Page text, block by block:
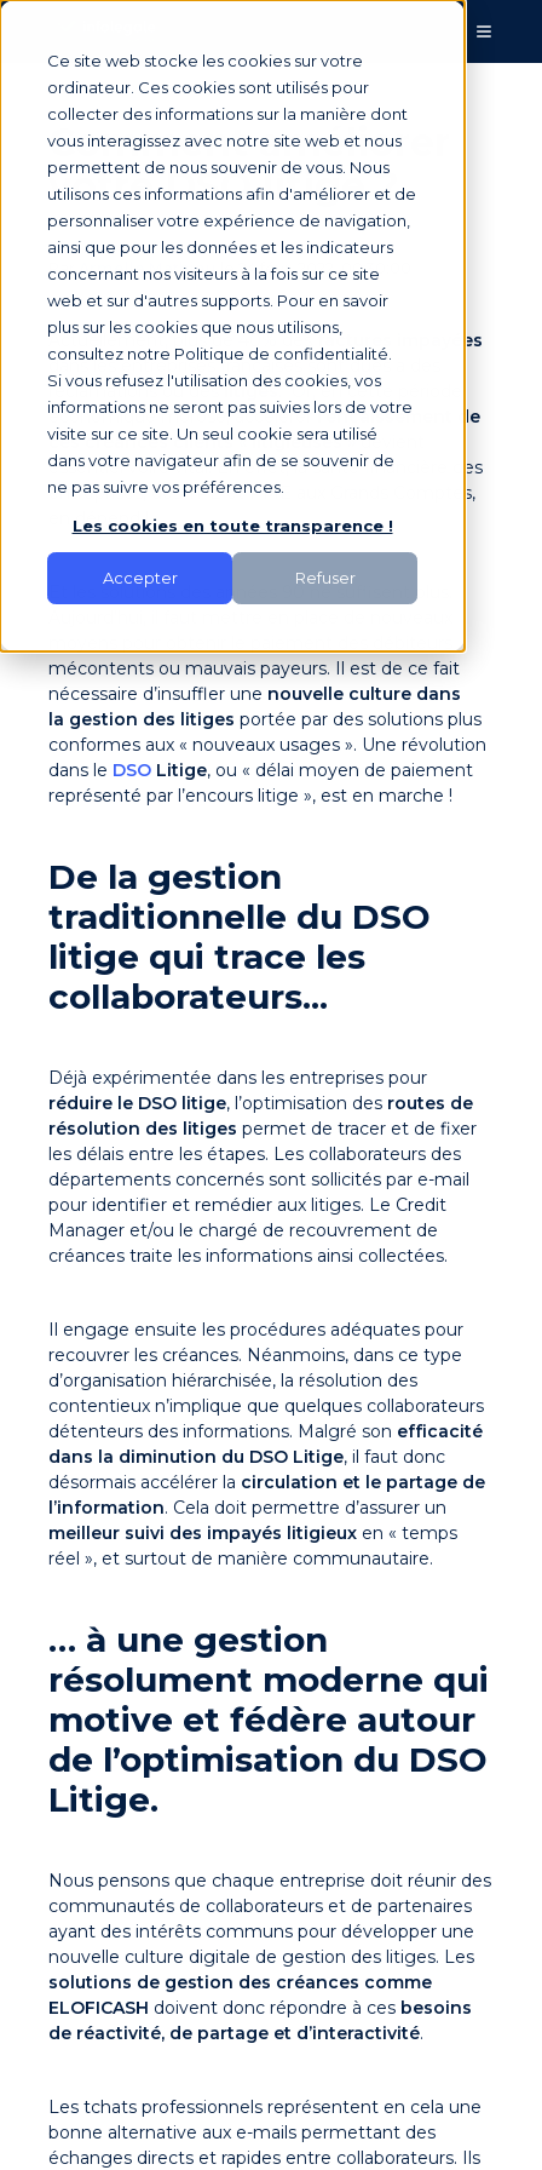
Ce site web stocke les cookies sur votre
ordinateur. Ces cookies sont utilisés pour
collecter des informations sur la manière dont
vous interagissez avec notre site web et nous
permettent de nous souvenir de vous. Nous
utilisons ces informations afin d'améliorer et de
personnaliser votre expérience de navigation,
ainsi que pour les données et les indicateurs
concernant nos visiteurs à la fois sur ce site
web et sur d'autres supports. Pour en savoir
plus sur les cookies que nous utilisons,
consultez notre Politique de confidentialité.
Si vous refusez l'utilisation des cookies, vos
informations ne seront pas suivies lors de votre
visite sur ce site. Un seul cookie sera utilisé
dans votre navigateur afin de se souvenir de
ne pas suivre vos préférences.
Les cookies en toute transparence !
Accepter Refuser
Comment améliorer
votre DSO litige ?
Par Armelle Mathieu le 24 févr. 2022, 00:30:00
Actuellement, plus de 40% desfactures impayées
dans les entreprises françaises sont dues à des
réclamations ou deslitiges. Or, en cette période
économique morose, accélérerl’encaissement de
ces créances clients « litigieuses »devient
essentiel voire vital. En effet, la santé financière des
entreprises, des TPE et PME aux Grands Comptes,
en dépend !
Et les solutions des années 90 ne suffisent plus.
mécontents ou mauvais payeurs. Il est de ce fait
nécessaire d’insuffler une nouvelle culture dans
la gestion des litiges portée par des solutions plus
conformes aux « nouveaux usages ». Une révolution
dans le DSO Litige, ou « délai moyen de paiement
représenté par l’encours litige », est en marche !
De la gestion
traditionnelle du DSO
litige qui trace les
collaborateurs...
Déjà expérimentée dans les entreprises pour
réduire le DSO litige, l’optimisation des routes de
résolution des litiges permet de tracer et de fixer
les délais entre les étapes. Les collaborateurs des
départements concernés sont sollicités par e-mail
pour identifier et remédier aux litiges. Le Credit
Manager et/ou le chargé de recouvrement de
créances traite les informations ainsi collectées.
Il engage ensuite les procédures adéquates pour
recouvrer les créances. Néanmoins, dans ce type
d’organisation hiérarchisée, la résolution des
contentieux n’implique que quelques collaborateurs
détenteurs des informations. Malgré son efficacité
dans la diminution du DSO Litige, il faut donc
désormais accélérer la circulation et le partage de
l’information. Cela doit permettre d’assurer un
meilleur suivi des impayés litigieux en « temps
réel », et surtout de manière communautaire.
… à une gestion
résolument moderne qui
motive et fédère autour
de l’optimisation du DSO
Litige.
Nous pensons que chaque entreprise doit réunir des
communautés de collaborateurs et de partenaires
ayant des intérêts communs pour développer une
nouvelle culture digitale de gestion des litiges. Les
solutions de gestion des créances comme
ELOFICASH doivent donc répondre à ces besoins
de réactivité, de partage et d’interactivité.
Les tchats professionnels représentent en cela une
bonne alternative aux e-mails permettant des
échanges directs et rapides entre collaborateurs. Ils